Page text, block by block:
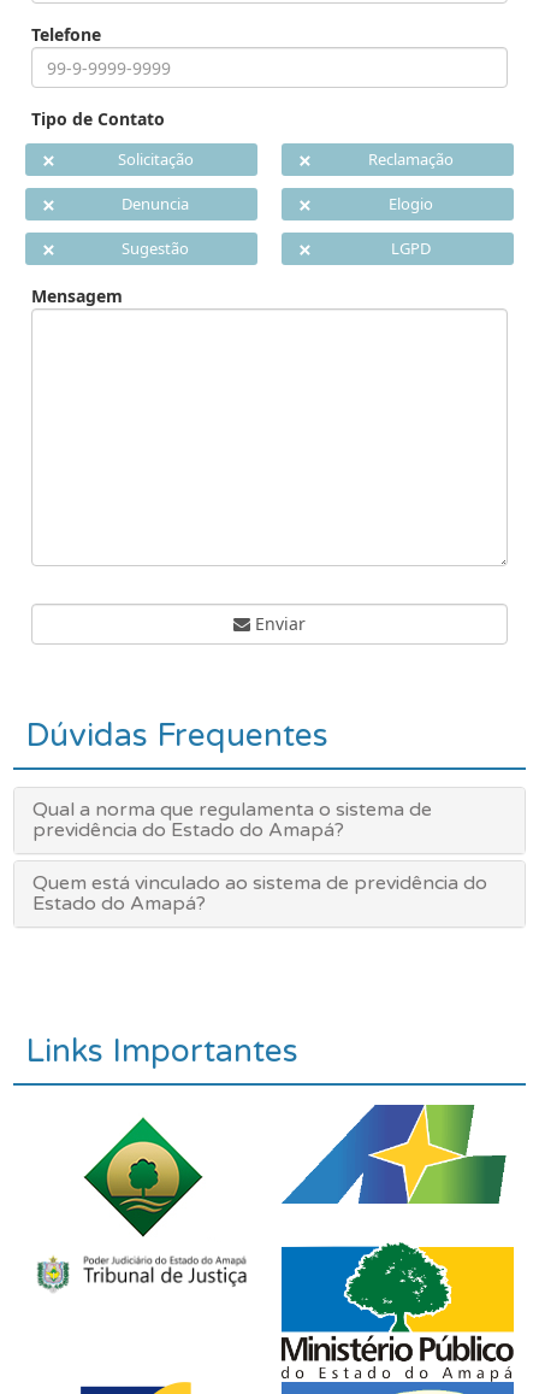
Telefone
Tipo de Contato
Solicitação Reclamação
Denuncia Elogio
Sugestão LGPD
Mensagem
Enviar
Dúvidas Frequentes
Qual a norma que regulamenta o sistema de
previdência do Estado do Amapá?
Quem está vinculado ao sistema de previdência do
Estado do Amapá?
Links Importantes